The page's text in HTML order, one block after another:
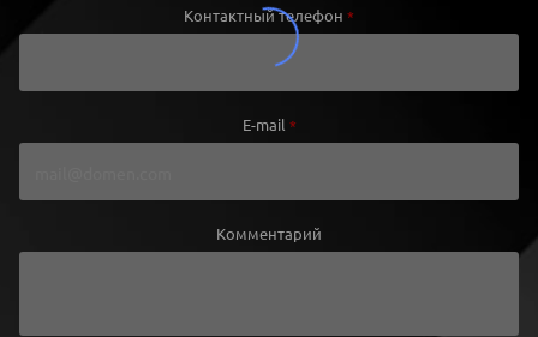
Контактный телефон *
E-mail *
Комментарий